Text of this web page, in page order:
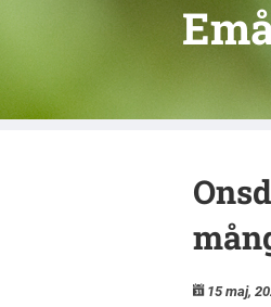
15 maj,